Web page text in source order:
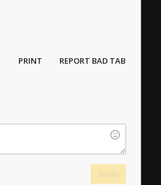
PRINT REPORT BAD TAB